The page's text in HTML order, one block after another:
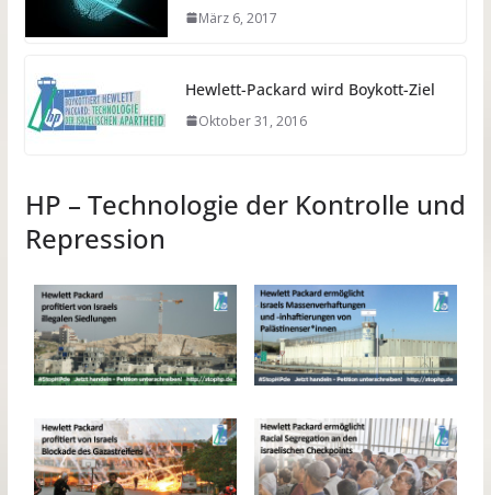
März 6, 2017
Hewlett-Packard wird Boykott-Ziel
Oktober 31, 2016
HP – Technologie der Kontrolle und
Repression